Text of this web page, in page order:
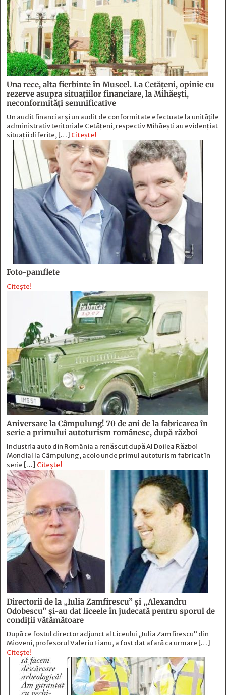
Una rece, alta fierbinte în Muscel. La Cetăţeni, opinie cu
rezerve asupra situaţiilor financiare, la Mihăeşti,
neconformităţi semnificative
Un audit financiar și un audit de conformitate efectuate la unitățile
administrativ teritoriale Cetățeni, respectiv Mihăești au evidențiat
situații diferite, […] Citește!
Foto-pamflete
Citește!
Aniversare la Câmpulung! 70 de ani de la fabricarea în
serie a primului autoturism românesc, după război
Industria auto din România a renăscut după Al Doilea Război
Mondial la Câmpulung, acolo unde primul autoturism fabricat în
serie […] Citește!
Directorii de la „Iulia Zamfirescu” și „Alexandru
Odobescu” și-au dat liceele în judecată pentru sporul de
condiții vătămătoare
După ce fostul director adjunct al Liceului „Iulia Zamfirescu” din
Mioveni, profesorul Valeriu Fianu, a fost dat afară ca urmare […]
Citește!